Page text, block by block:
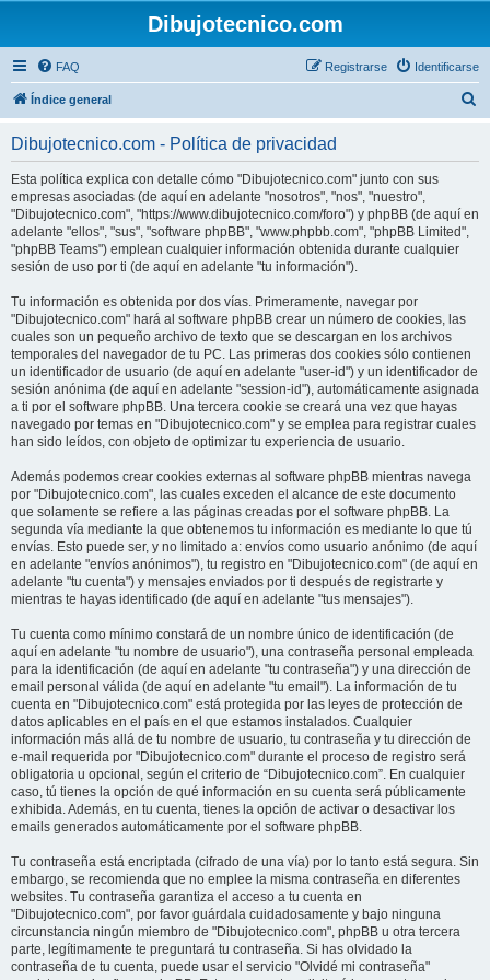
Dibujotecnico.com
FAQ Identificarse
Registrarse
Índice general
Dibujotecnico.com - Política de privacidad
Esta política explica con detalle cómo "Dibujotecnico.com" junto con sus
empresas asociadas (de aquí en adelante "nosotros", "nos", "nuestro",
"Dibujotecnico.com", "https://www.dibujotecnico.com/foro") y phpBB (de aquí en
adelante "ellos", "sus", "software phpBB", "www.phpbb.com", "phpBB Limited",
"phpBB Teams") emplean cualquier información obtenida durante cualquier
sesión de uso por ti (de aquí en adelante "tu información").
Tu información es obtenida por dos vías. Primeramente, navegar por
"Dibujotecnico.com" hará al software phpBB crear un número de cookies, las
cuales son un pequeño archivo de texto que se descargan en los archivos
temporales del navegador de tu PC. Las primeras dos cookies sólo contienen
un identificador de usuario (de aquí en adelante "user-id") y un identificador de
sesión anónima (de aquí en adelante "session-id"), automáticamente asignada
a ti por el software phpBB. Una tercera cookie se creará una vez que hayas
navegado por temas en "Dibujotecnico.com" y se emplea para registrar cuales
han sido leídos, con objeto de optimizar tu experiencia de usuario.
Además podemos crear cookies externas al software phpBB mientras navega
por "Dibujotecnico.com", las cuales exceden el alcance de este documento
que solamente se refiere a las páginas creadas por el software phpBB. La
segunda vía mediante la que obtenemos tu información es mediante lo que tú
envías. Esto puede ser, y no limitado a: envíos como usuario anónimo (de aquí
en adelante "envíos anónimos"), tu registro en "Dibujotecnico.com" (de aquí en
adelante "tu cuenta") y mensajes enviados por ti después de registrarte y
mientras te hayas identificado (de aquí en adelante "tus mensajes").
Tu cuenta como mínimo constará de un nombre único de identificación (de
aquí en adelante "tu nombre de usuario"), una contraseña personal empleada
para la identificación (de aquí en adelante "tu contraseña") y una dirección de
email personal válida (de aquí en adelante "tu email"). La información de tu
cuenta en "Dibujotecnico.com" está protegida por las leyes de protección de
datos aplicables en el país en el que estamos instalados. Cualquier
información más allá de tu nombre de usuario, tu contraseña y tu dirección de
e-mail requerida por "Dibujotecnico.com" durante el proceso de registro será
obligatoria u opcional, según el criterio de “Dibujotecnico.com”. En cualquier
caso, tú tienes la opción de qué información en su cuenta será públicamente
exhibida. Además, en tu cuenta, tienes la opción de activar o desactivar los
emails generados automáticamente por el software phpBB.
Tu contraseña está encriptada (cifrado de una vía) por lo tanto está segura. Sin
embargo, se recomienda que no emplee la misma contraseña en diferentes
websites. Tu contraseña garantiza el acceso a tu cuenta en
"Dibujotecnico.com", por favor guárdala cuidadosamente y bajo ninguna
circunstancia ningún miembro de "Dibujotecnico.com", phpBB u otra tercera
parte, legítimamente te preguntará tu contraseña. Si has olvidado la
contraseña de tu cuenta, puede usar el servicio "Olvidé mi contraseña"